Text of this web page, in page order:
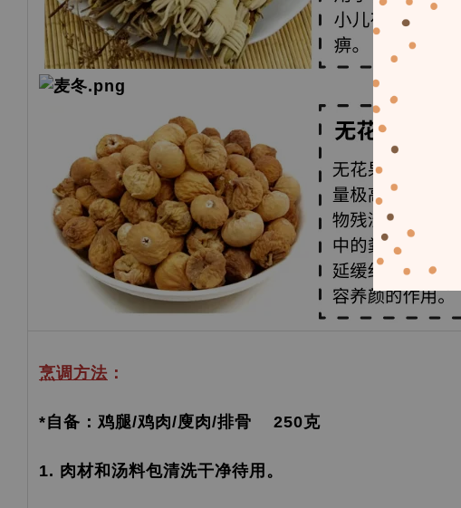
烹调方法 ：
*自备：鸡腿/鸡肉/廋肉/排骨 250克
1. 肉材和汤料包清洗干净待用。